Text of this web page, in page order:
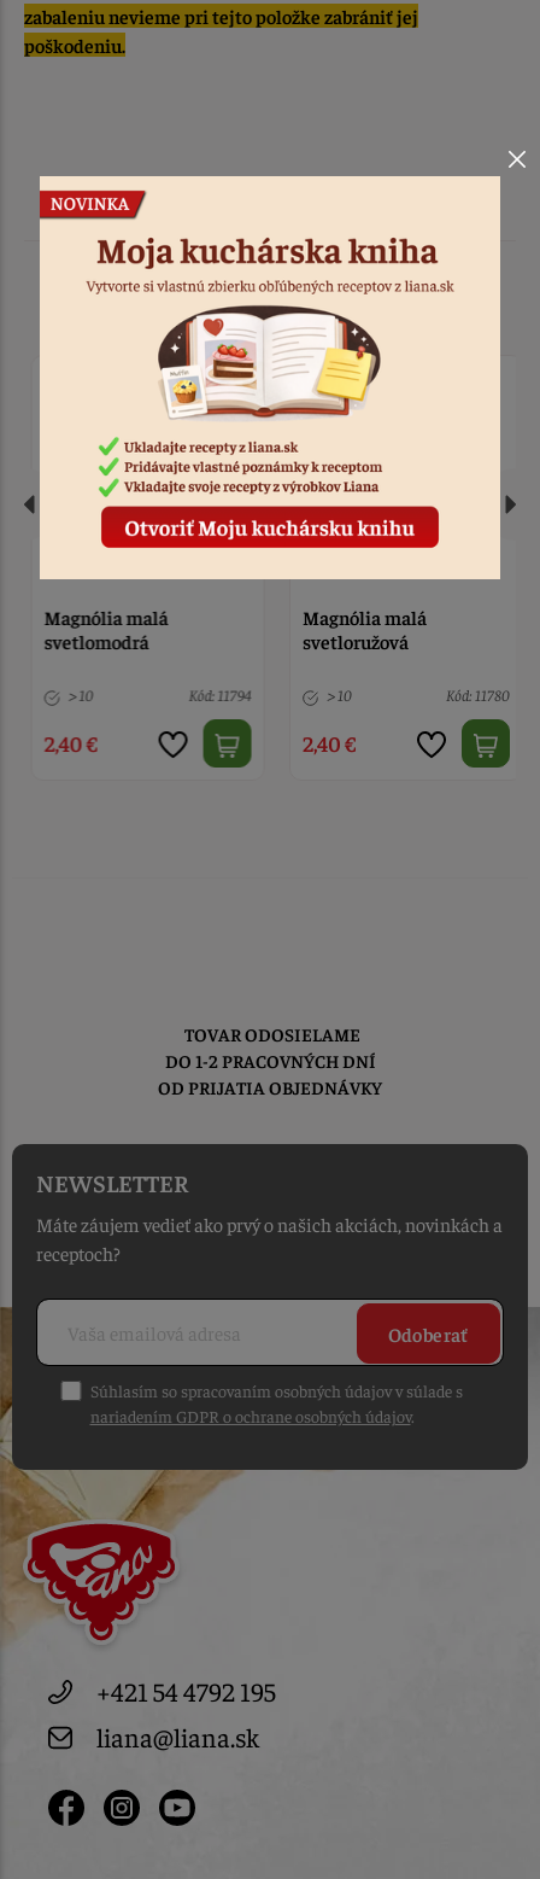
zabaleniu nevieme pri tejto položke zabrániť jej
poškodeniu.
Podobné produkty
Magnólia malá
svetlomodrá
> 10 Kód: 11794
2,40 €
Magnólia malá
svetloružová
> 10 Kód: 11780
2,40 €
TOVAR ODOSIELAME
DO 1-2 PRACOVNÝCH DNÍ
OD PRIJATIA OBJEDNÁVKY
NEWSLETTER
Máte záujem vedieť ako prvý o našich akciách, novinkách a
receptoch?
Odoberať
Súhlasím so spracovaním osobných údajov v súlade s
nariadením GDPR o ochrane osobných údajov.
+421 54 4792 195
liana@liana.sk